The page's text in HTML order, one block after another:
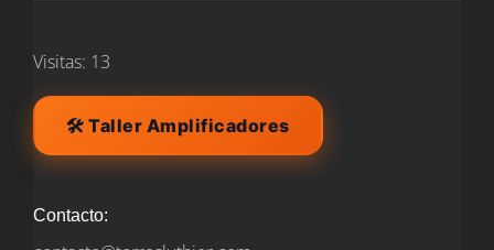
Visitas: 13
🛠️ Taller Amplificadores
Contacto: